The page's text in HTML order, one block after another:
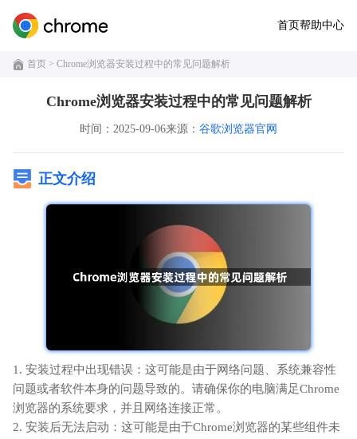
首页帮助中心
首页 > Chrome浏览器安装过程中的常见问题解析
Chrome浏览器安装过程中的常见问题解析
时间：2025-09-06来源： 谷歌浏览器官网
正文介绍
1. 安装过程中出现错误：这可能是由于网络问题、系统兼容性
问题或者软件本身的问题导致的。请确保你的电脑满足Chrome
浏览器的系统要求，并且网络连接正常。
2. 安装后无法启动：这可能是由于Chrome浏览器的某些组件未